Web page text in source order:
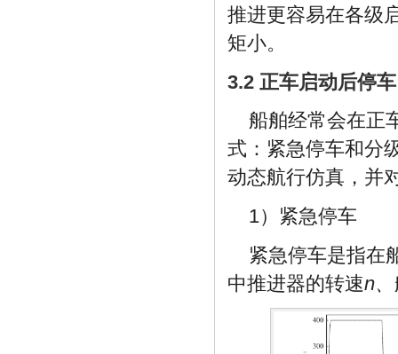
推进更容易在各级
矩小。
3.2 正车启动后停车
船舶经常会在正
式：紧急停车和分
动态航行仿真，并
1）紧急停车
紧急停车是指在
中推进器的转速n、